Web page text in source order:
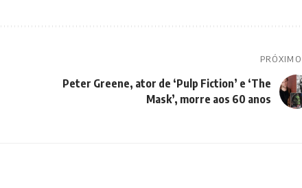
PRÓXIMO
Peter Greene, ator de ‘Pulp Fiction’ e ‘The
Mask’, morre aos 60 anos